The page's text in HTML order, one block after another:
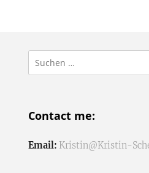
Suchen
nach:
Contact me:
Email: Kristin@Kristin-